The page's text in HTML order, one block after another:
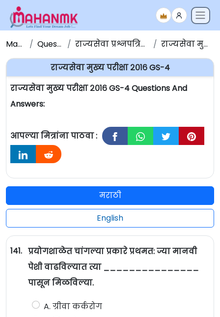
Maha NMK Question Papers राज्यसेवा प्रश्नपत्रिका संच - Question Papers राज्यसेवा मुख्य परीक्षा २०१६ GS-4
राज्यसेवा मुख्य परीक्षा २०१६ GS-4
राज्यसेवा मुख्य परीक्षा २०१६ GS-4 Questions And
Answers:
आपल्या मित्रांना पाठवा :
मराठी
English
141. प्रयोगशाळेत चांगल्या प्रकारे प्रथमत: ज्या मानवी
पेशी वाढविल्यात त्या _______________
पासून मिळविल्या.
A. ग्रीवा कर्करोग